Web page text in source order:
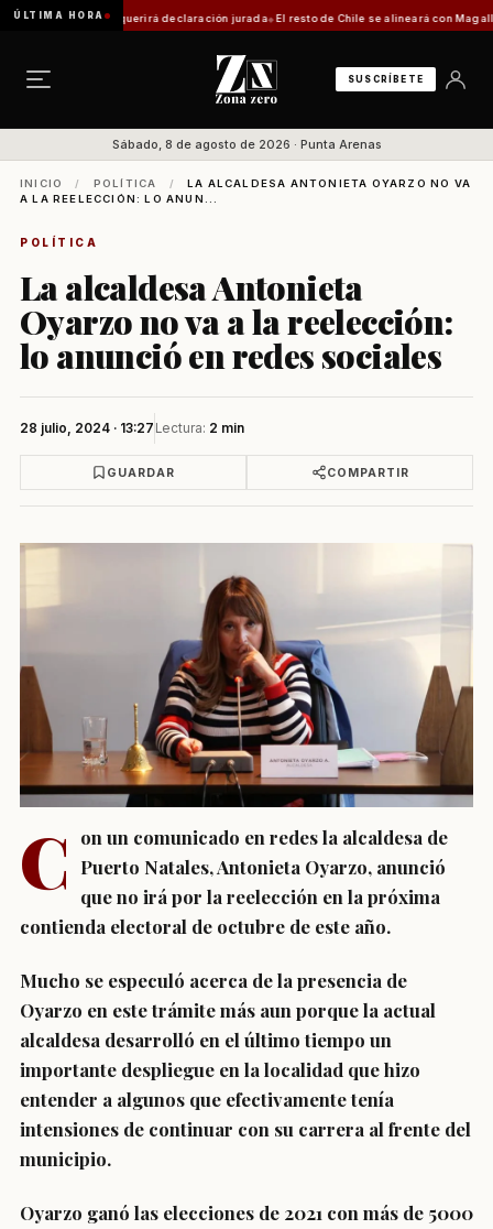
ÚLTIMA HORA
trámite requerirá declaración jurada El resto de Chile se alineará con Magallanes:
SUSCRÍBETE
Sábado, 8 de agosto de 2026 · Punta Arenas
INICIO / POLÍTICA /
LA ALCALDESA ANTONIETA OYARZO NO VA
A LA REELECCIÓN: LO ANUN...
POLÍTICA
La alcaldesa Antonieta
Oyarzo no va a la reelección:
lo anunció en redes sociales
28 julio, 2024 · 13:27 Lectura: 2 min
GUARDAR COMPARTIR
C
on un comunicado en redes la alcaldesa de
Puerto Natales, Antonieta Oyarzo, anunció
que no irá por la reelección en la próxima
contienda electoral de octubre de este año.
Mucho se especuló acerca de la presencia de
Oyarzo en este trámite más aun porque la actual
alcaldesa desarrolló en el último tiempo un
importante despliegue en la localidad que hizo
entender a algunos que efectivamente tenía
intensiones de continuar con su carrera al frente del
municipio.
Oyarzo ganó las elecciones de 2021 con más de 5000